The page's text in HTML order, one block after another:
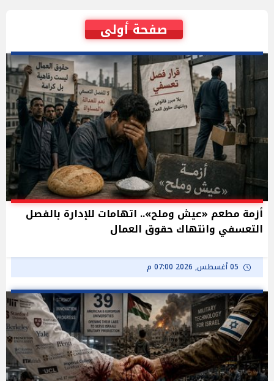
صفحة أولى
أزمة مطعم «عيش وملح».. اتهامات للإدارة بالفصل
التعسفي وانتهاك حقوق العمال
05 أغسطس, 2026 07:00 م